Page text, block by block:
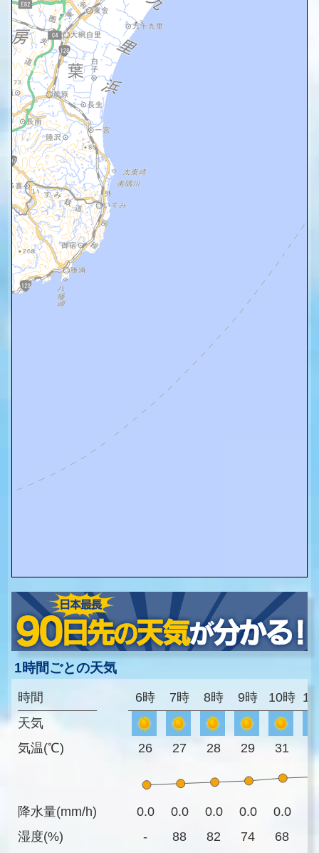
1時間ごとの天気
時間
天気
気温(℃)
降水量(mm/h)
湿度(%)
6時 7時 8時 9時 10時
26 27 28 29 31
0.0 0.0 0.0 0.0 0.0
-
88 82 74 68